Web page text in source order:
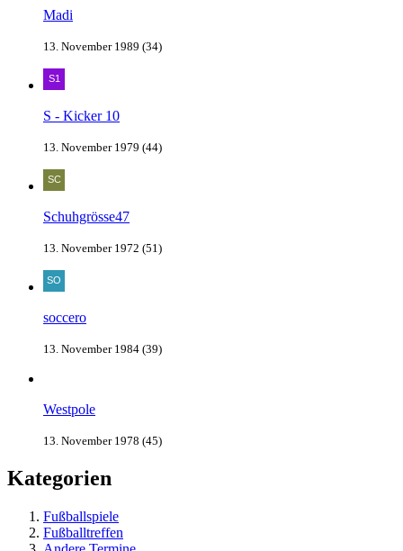
Madi
13. November 1989 (34)
S - Kicker 10
13. November 1979 (44)
Schuhgrösse47
13. November 1972 (51)
soccero
13. November 1984 (39)
Westpole
13. November 1978 (45)
Kategorien
Fußballspiele
Fußballtreffen